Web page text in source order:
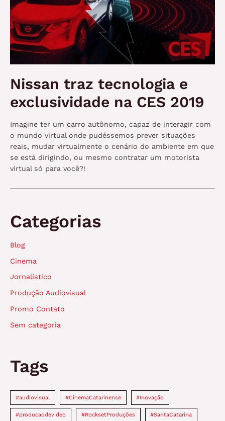
Nissan traz tecnologia e
exclusividade na CES 2019
Imagine ter um carro autônomo, capaz de interagir com
o mundo virtual onde pudéssemos prever situações
reais, mudar virtualmente o cenário do ambiente em que
se está dirigindo, ou mesmo contratar um motorista
virtual só para você?!
Categorias
Blog
Cinema
Jornalístico
Produção Audiovisual
Promo Contato
Sem categoria
Tags
#audiovisual #CinemaCatarinense #Inovação
#producaodevideo #RocksetProduções #SantaCatarina